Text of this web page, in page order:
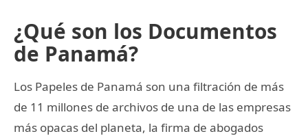
¿Qué son los Documentos
de Panamá?
Los Papeles de Panamá son una filtración de más
de 11 millones de archivos de una de las empresas
más opacas del planeta, la firma de abogados